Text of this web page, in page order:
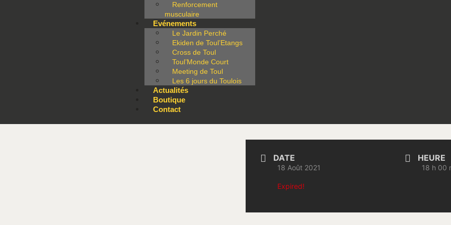
Renforcement
musculaire
Evénements
Le Jardin Perché
Ekiden de Toul’Etangs
Cross de Toul
Toul’Monde Court
Meeting de Toul
Les 6 jours du Toulois
Actualités
Boutique
Contact
DATE
18 Août 2021
Expired!
HEURE
18 h 00